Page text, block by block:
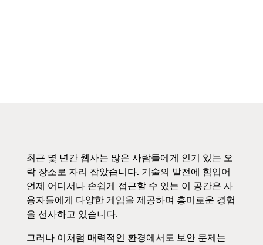
최근 몇 년간 웹사는 많은 사람들에게 인기 있는 오
락 장소로 자리 잡았습니다. 기술의 발전에 힘입어
언제 어디서나 손쉽게 접근할 수 있는 이 공간은 사
용자들에게 다양한 게임을 제공하며 흥미로운 경험
을 선사하고 있습니다.
그러나 이처럼 매력적인 환경에서도 보안 문제는